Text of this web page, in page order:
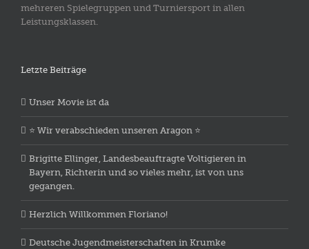
mehreren Spielegruppen und Turniersport in allen
Leistungsklassen.
Letzte Beiträge
Unser Movie ist da
⭐️ Wir verabschieden unseren Aragon ⭐️
Brigitte Ellinger, Landesbeauftragte Voltigieren in
Bayern, Richterin und so vieles mehr, ist von uns
gegangen.
Herzlich Willkommen Floriano!
Deutsche Jugendmeisterschaften in Krumke